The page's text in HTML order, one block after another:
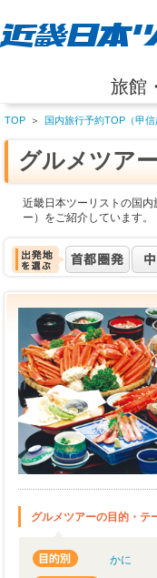
旅館
TOP ＞ 国内旅行予約TOP（甲信
グルメツア
近畿日本ツーリストの国
ー）をご紹介しています。
グルメツアーの目的・テ
かに